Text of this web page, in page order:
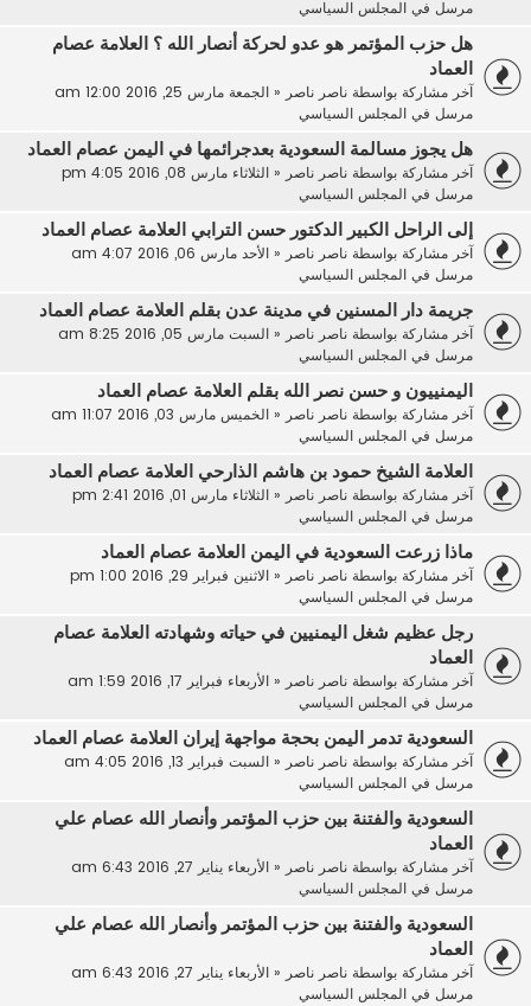
مرسل في المجلس السياسي
هل حزب المؤتمر هو عدو لحركة أنصار الله ؟ العلامة عصام
العماد
آخر مشاركة بواسطة ناصر ناصر« الجمعة مارس 25, 2016 12:00 am
مرسل في المجلس السياسي
هل يجوز مسالمة السعودية بعدجرائمها في اليمن عصام العماد
آخر مشاركة بواسطة ناصر ناصر« الثلاثاء مارس 08, 2016 4:05 pm
مرسل في المجلس السياسي
إلى الراحل الكبير الدكتور حسن الترابي العلامة عصام العماد
آخر مشاركة بواسطة ناصر ناصر« الأحد مارس 06, 2016 4:07 am
مرسل في المجلس السياسي
جريمة دار المسنين في مدينة عدن بقلم العلامة عصام العماد
آخر مشاركة بواسطة ناصر ناصر« السبت مارس 05, 2016 8:25 am
مرسل في المجلس السياسي
اليمنييون و حسن نصر الله بقلم العلامة عصام العماد
آخر مشاركة بواسطة ناصر ناصر« الخميس مارس 03, 2016 11:07 am
مرسل في المجلس السياسي
العلامة الشيخ حمود بن هاشم الذارحي العلامة عصام العماد
آخر مشاركة بواسطة ناصر ناصر« الثلاثاء مارس 01, 2016 2:41 pm
مرسل في المجلس السياسي
ماذا زرعت السعودية في اليمن العلامة عصام العماد
آخر مشاركة بواسطة ناصر ناصر« الاثنين فبراير 29, 2016 1:00 pm
مرسل في المجلس السياسي
رجل عظيم شغل اليمنيين في حياته وشهادته العلامة عصام
العماد
آخر مشاركة بواسطة ناصر ناصر« الأربعاء فبراير 17, 2016 1:59 am
مرسل في المجلس السياسي
السعودية تدمر اليمن بحجة مواجهة إيران العلامة عصام العماد
آخر مشاركة بواسطة ناصر ناصر« السبت فبراير 13, 2016 4:05 am
مرسل في المجلس السياسي
السعودية والفتنة بين حزب المؤتمر وأنصار الله عصام علي
العماد
آخر مشاركة بواسطة ناصر ناصر« الأربعاء يناير 27, 2016 6:43 am
مرسل في المجلس السياسي
السعودية والفتنة بين حزب المؤتمر وأنصار الله عصام علي
العماد
آخر مشاركة بواسطة ناصر ناصر« الأربعاء يناير 27, 2016 6:43 am
مرسل في المجلس السياسي